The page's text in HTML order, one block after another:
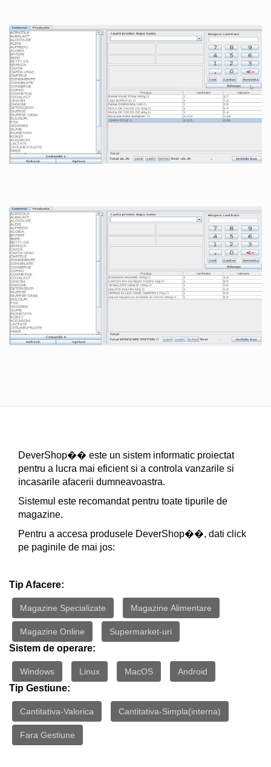
DeverShop�� este un sistem informatic proiectat
pentru a lucra mai eficient si a controla vanzarile si
incasarile afacerii dumneavoastra.
Sistemul este recomandat pentru toate tipurile de
magazine.
Pentru a accesa produsele DeverShop��, dati click
pe paginile de mai jos:
Tip Afacere:
Magazine Specializate Magazine Alimentare
Magazine Online Supermarket-uri
Sistem de operare:
Windows Linux MacOS Android
Tip Gestiune:
Cantitativa-Valorica Cantitativa-Simpla(interna)
Fara Gestiune